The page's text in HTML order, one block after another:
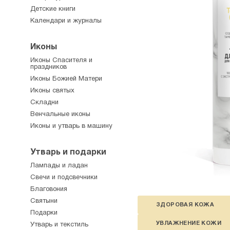
ЗДОРОВАЯ КОЖА
УВЛАЖНЕНИЕ КОЖИ
Детские книги
Календари и журналы
Иконы
Иконы Спасителя и
праздников
Иконы Божией Матери
Иконы святых
Складни
Венчальные иконы
Иконы и утварь в машину
Утварь и подарки
Лампады и ладан
Свечи и подсвечники
Благовония
Святыни
Подарки
Утварь и текстиль